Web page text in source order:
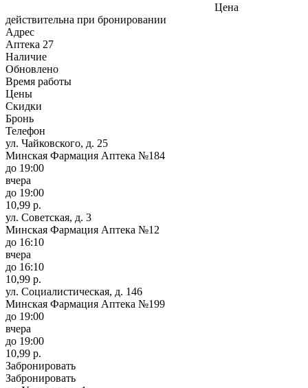
Цена
действительна при бронировании
Адрес
Аптека 27
Наличие
Обновлено
Время работы
Цены
Скидки
Бронь
Телефон
ул. Чайковского, д. 25
Минская Фармация Аптека №184
до 19:00
вчера
до 19:00
10,99 р.
ул. Советская, д. 3
Минская Фармация Аптека №12
до 16:10
вчера
до 16:10
10,99 р.
ул. Социалистическая, д. 146
Минская Фармация Аптека №199
до 19:00
вчера
до 19:00
10,99 р.
Забронировать
Забронировать